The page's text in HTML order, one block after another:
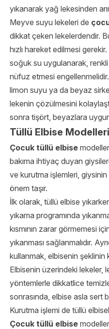
yıkanarak yağ lekesinden
Meyve suyu lekeleri de
dikkat çeken lekelerdendir.
hızlı hareket edilmesi
soğuk su uygulanarak, renkli
nüfuz etmesi
limon suyu ya da beyaz
lekenin çözülmesini
sonra tişört, beyazlara uygun
Tüllü Elbise
Çocuk tüllü elbise
bakıma ihtiyaç duyan
ve kurutma işlemleri,
önem taşır.
İlk olarak, tüllü elbise
yıkama programında
kısmının zarar görmemesi
yıkanması sağlanmalıdır.
kullanmak, elbisenin şeklinin
Elbisenin üzerindeki lekeler,
yöntemlerle dikkatlice
sonrasında, elbise asla sert
Kurutma işlemi de tüllü
Çocuk tüllü elbise